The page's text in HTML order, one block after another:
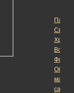
Пасха
сайта